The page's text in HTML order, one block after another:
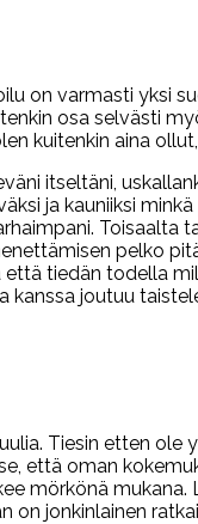
on varmasti yksi
osa selvästi
kuitenkin aina
itseltäni,
ja kauniiksi
Toisaalta
pelko
tiedän todella
kanssa joutuu
Tiesin etten ole
että oman
mörkönä
on jonkinlainen